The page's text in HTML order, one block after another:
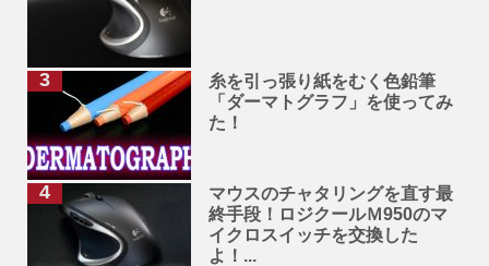
糸を引っ張り紙をむく色鉛筆
「ダーマトグラフ」を使ってみ
た！
マウスのチャタリングを直す最
終手段！ロジクールＭ950のマ
イクロスイッチを交換した
よ！...